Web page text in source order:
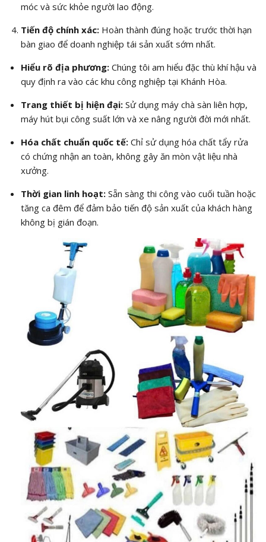
móc và sức khỏe người lao động.
Tiến độ chính xác:Hoàn thành đúng hoặc trước thời hạn
bàn giao để doanh nghiệp tái sản xuất sớm nhất.
Hiểu rõ địa phương:Chúng tôi am hiểu đặc thù khí hậu và
quy định ra vào các khu công nghiệp tại Khánh Hòa.
Trang thiết bị hiện đại:Sử dụng máy chà sàn liên hợp,
máy hút bụi công suất lớn và xe nâng người đời mới nhất.
Hóa chất chuẩn quốc tế:Chỉ sử dụng hóa chất tẩy rửa
có chứng nhận an toàn, không gây ăn mòn vật liệu nhà
xưởng.
Thời gian linh hoạt:Sẵn sàng thi công vào cuối tuần hoặc
tăng ca đêm để đảm bảo tiến độ sản xuất của khách hàng
không bị gián đoạn.